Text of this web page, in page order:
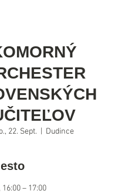
22. Sept. Dudince
16:00 – 17:00